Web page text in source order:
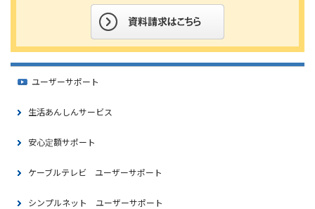
ユーザーサポート
生活あんしんサービス
安心定額サポート
ケーブルテレビ ユーザーサポート
シンプルネット ユーザーサポート